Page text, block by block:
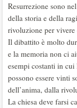
Resurrezione sono
della storia e della
rivoluzione per vivere
Il dibattito è molto
e la memoria non ci
esempi costanti in
possono essere vinti
dell’anima, dalla
La chiesa deve farsi